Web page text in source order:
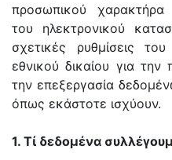
προσωπικού
του ηλεκτρονικού
σχετικές ρυθμίσεις
εθνικού δικαίου για
την επεξεργασία
όπως εκάστοτε ισχύουν.
1. Τί δεδομένα